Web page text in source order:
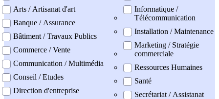
Arts / Artisanat d'art
Banque / Assurance
Bâtiment / Travaux Publics
Commerce / Vente
Communication / Multimédia
Conseil / Etudes
Direction d'entreprise
Informatique /
Télécommunication
Installation / Maintenance
Marketing / Stratégie
commerciale
Ressources Humaines
Santé
Secrétariat / Assistanat